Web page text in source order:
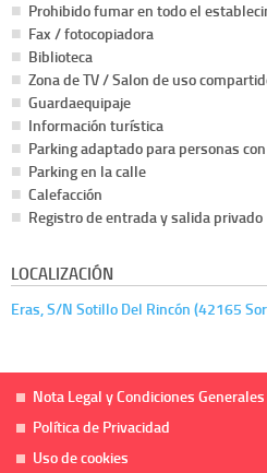
Prohibido fumar en todo el
Fax / fotocopiadora
Biblioteca
Zona de TV / Salon de uso
Guardaequipaje
Información turística
Parking adaptado para personas
Parking en la calle
Calefacción
Registro de entrada y salida privado
LOCALIZACIÓN
Eras, S/N Sotillo Del Rincón (42165
Nota Legal y Condiciones Generales
Política de Privacidad
Uso de cookies